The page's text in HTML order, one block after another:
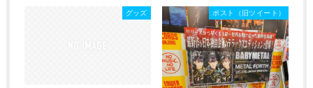
グッズ ポスト（旧ツイート）